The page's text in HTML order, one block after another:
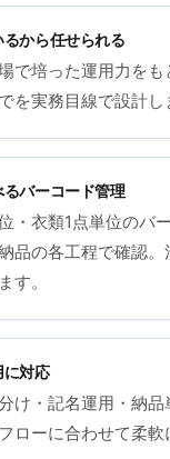
から任せられる
で培った運用力をも
を実務目線で設計し
バーコード管理
・衣類1点単位のバ
品の各工程で確認
す。
に対応
け・記名運用・納
ローに合わせて柔軟